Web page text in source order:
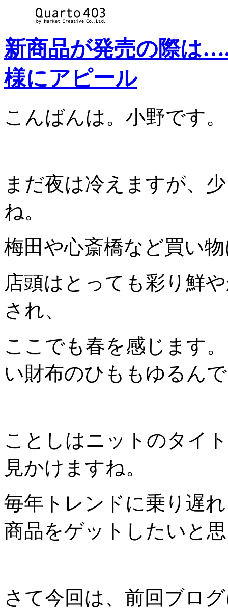
新商品が発売の際は
様にアピール
こんばんは。小野です。
まだ夜は冷えますが、
ね。
梅田や心斎橋など買い
店頭はとっても彩り鮮
され、
ここでも春を感じます
い財布のひももゆるん
ことしはニットのタイ
見かけますね。
毎年トレンドに乗り遅
商品をゲットしたいと
さて今回は、前回ブロ